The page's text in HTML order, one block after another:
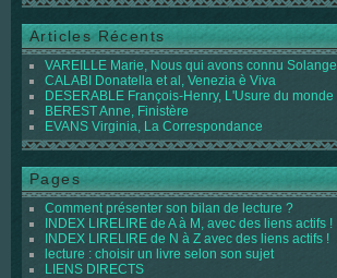
Articles Récents
VAREILLE Marie, Nous qui avons connu Solange
CALABI Donatella et al, Venezia è Viva
DESERABLE François-Henry, L'Usure du monde
BEREST Anne, Finistère
EVANS Virginia, La Correspondance
Pages
Comment présenter son bilan de lecture ?
INDEX LIRELIRE de A à M, avec des liens actifs !
INDEX LIRELIRE de N à Z avec des liens actifs !
lecture : choisir un livre selon son sujet
LIENS DIRECTS